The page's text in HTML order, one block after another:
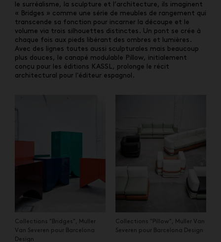
le surréalisme, la sculpture et l’architecture, ils imaginent
« Bridges » comme une série de meubles de rangement qui
transcende sa fonction pour incarner la découpe et le
volume via trois silhouettes distinctes. Un pont se crée à
chaque fois aux pieds libérant des ombres et lumières.
Avec des lignes toutes aussi sculpturales mais beaucoup
plus douces, le canapé modulable Pillow, initialement
conçu pour les éditions KASSL, prolonge le récit
architectural pour l'éditeur espagnol.
Collections "Bridges", Muller
Van Severen pour Barcelona
Design
Collections "Pillow", Muller Van
Severen pour Barcelona Design